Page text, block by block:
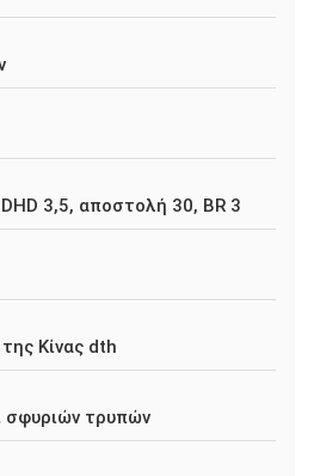
3,5, αποστολή 30, BR 3
Κίνας dth
σφυριών τρυπών